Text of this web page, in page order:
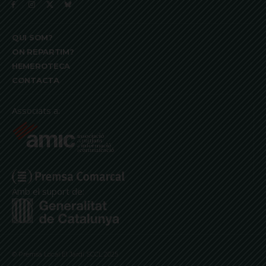
QUI SOM?
ON REPARTIM?
HEMEROTECA
CONTACTA
Associats a:
Amb el suport de:
© Premsa Local El Jardí SCCL 2025